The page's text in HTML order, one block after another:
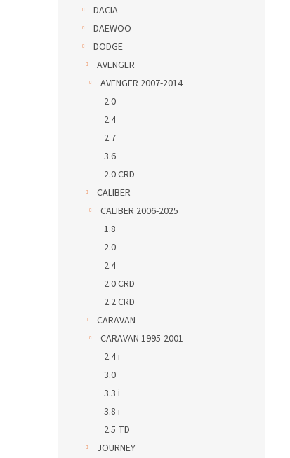
DACIA
DAEWOO
DODGE
AVENGER
AVENGER 2007-2014
2.0
2.4
2.7
3.6
2.0 CRD
CALIBER
CALIBER 2006-2025
1.8
2.0
2.4
2.0 CRD
2.2 CRD
CARAVAN
CARAVAN 1995-2001
2.4 i
3.0
3.3 i
3.8 i
2.5 TD
JOURNEY